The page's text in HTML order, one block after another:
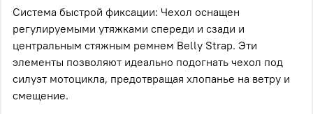
Система быстрой фиксации: Чехол оснащен
регулируемыми утяжками спереди и сзади и
центральным стяжным ремнем Belly Strap. Эти
элементы позволяют идеально подогнать чехол под
силуэт мотоцикла, предотвращая хлопанье на ветру и
смещение.